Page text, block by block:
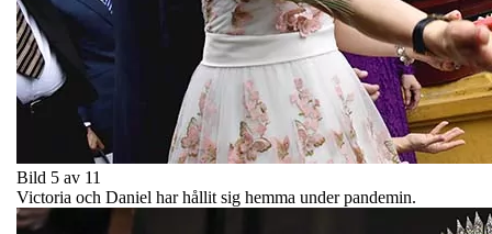
Bild 5 av 11
Victoria och Daniel har hållit sig hemma under pandemin.